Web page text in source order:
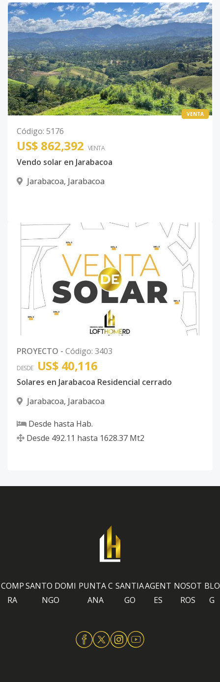
VENTA
Código: 5176
US$ 862,392 VENTA
Vendo solar en Jarabacoa
Jarabacoa, Jarabacoa
PROYECTO - Código: 3403
DESDE US$ 40,116
Solares en Jarabacoa Residencial cerrado
Jarabacoa, Jarabacoa
Desde hasta Hab.
Desde 492.11 hasta 1628.37 Mt2
COMP
RA
SANTO DOMI
NGO
PUNTA C
ANA
SANTIA
GO
AGENT
ES
NOSOT
ROS
BLO
G